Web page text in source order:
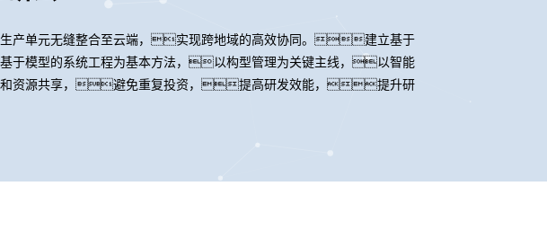
产单元无缝整合至云端，实现跨地域的高效协同。建立基于
模型的系统工程为基本方法，以构型管理为关键主线，以智能
和资源共享，避免重复投资，提高研发效能，提升研